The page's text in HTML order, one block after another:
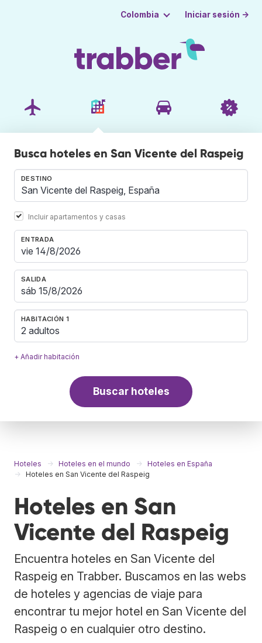
Colombia Iniciar sesión →
Busca hoteles en San Vicente del Raspeig
DESTINO
Incluir apartamentos y casas
ENTRADA
SALIDA
HABITACIÓN 1
2 adultos
+ Añadir habitación
Buscar hoteles
Hoteles Hoteles en el mundo
Hoteles en España
Hoteles en San Vicente del Raspeig
Hoteles en San
Vicente del Raspeig
Encuentra hoteles en San Vicente del
Raspeig en Trabber. Buscamos en las webs
de hoteles y agencias de viaje para
encontrar tu mejor hotel en San Vicente del
Raspeig o en cualquier otro destino.